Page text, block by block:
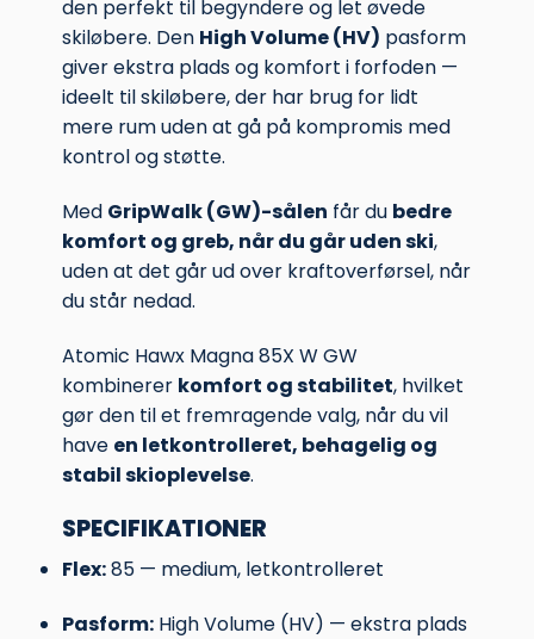
den perfekt til begyndere og let øvede
skiløbere. Den High Volume (HV) pasform
giver ekstra plads og komfort i forfoden —
ideelt til skiløbere, der har brug for lidt
mere rum uden at gå på kompromis med
kontrol og støtte.
Med GripWalk (GW)-sålen får du bedre
komfort og greb, når du går uden ski,
uden at det går ud over kraftoverførsel, når
du står nedad.
Atomic Hawx Magna 85X W GW
kombinerer komfort og stabilitet, hvilket
gør den til et fremragende valg, når du vil
have en letkontrolleret, behagelig og
stabil skioplevelse.
SPECIFIKATIONER
Flex:85 — medium, letkontrolleret
Pasform:High Volume (HV) — ekstra plads